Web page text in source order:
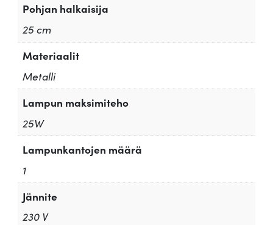
Pohjan halkaisija
25 cm
Materiaalit
Metalli
Lampun maksimiteho
25W
Lampunkantojen määrä
1
Jännite
230 V